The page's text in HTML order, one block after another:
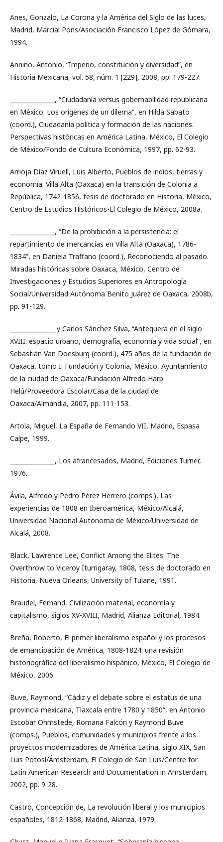
Anes, Gonzalo, La Corona y la América del Siglo de las luces,
Madrid, Marcial Pons/Asociación Francisco López de Gómara,
1994.
Annino, Antonio, “Imperio, constitución y diversidad”, en
Historia Mexicana, vol. 58, núm. 1 [229], 2008, pp. 179-227.
_______________, “Ciudadanía versus gobernabilidad republicana
en México. Los orígenes de un dilema”, en Hilda Sabato
(coord.), Ciudadanía política y formación de las naciones.
Perspectivas históricas en América Latina, México, El Colegio
de México/Fondo de Cultura Económica, 1997, pp. 62-93.
Arrioja Díaz Viruell, Luis Alberto, Pueblos de indios, tierras y
economía: Villa Alta (Oaxaca) en la transición de Colonia a
República, 1742-1856, tesis de doctorado en Historia, México,
Centro de Estudios Históricos-El Colegio de México, 2008a.
_______________, “De la prohibición a la persistencia: el
repartimiento de mercancías en Villa Alta (Oaxaca), 1786-
1834”, en Daniela Traffano (coord.), Reconociendo al pasado.
Miradas históricas sobre Oaxaca, México, Centro de
Investigaciones y Estudios Superiores en Antropología
Social/Universidad Autónoma Benito Juárez de Oaxaca, 2008b,
pp. 91-129.
_______________ y Carlos Sánchez Silva, “Antequera en el siglo
XVIII: espacio urbano, demografía, economía y vida social”, en
Sebastián Van Doesburg (coord.), 475 años de la fundación de
Oaxaca, tomo I: Fundación y Colonia, México, Ayuntamiento
de la ciudad de Oaxaca/Fundación Alfredo Harp
Helú/Proveedora Escolar/Casa de la ciudad de
Oaxaca/Almandia, 2007, pp. 111-153.
Artola, Miguel, La España de Fernando VII, Madrid, Espasa
Calpe, 1999.
_______________, Los afrancesados, Madrid, Ediciones Turner,
1976.
Ávila, Alfredo y Pedro Pérez Herrero (comps.), Las
experiencias de 1808 en Iberoamérica, México/Alcalá,
Universidad Nacional Autónoma de México/Universidad de
Alcalá, 2008.
Black, Lawrence Lee, Conflict Among the Elites: The
Overthrow to Viceroy Iturrigaray, 1808, tesis de doctorado en
Historia, Nueva Orleans, University of Tulane, 1991.
Braudel, Fernand, Civilización material, economía y
capitalismo, siglos XV-XVIII, Madrid, Alianza Editorial, 1984.
Breña, Roberto, El primer liberalismo español y los procesos
de emancipación de América, 1808-1824: una revisión
historiográfica del liberalismo hispánico, México, El Colegio de
México, 2006.
Buve, Raymond, “Cádiz y el debate sobre el estatus de una
provincia mexicana, Tlaxcala entre 1780 y 1850”, en Antonio
Escobar Ohmstede, Romana Falcón y Raymond Buve
(comps.), Pueblos, comunidades y municipios frente a los
proyectos modernizadores de América Latina, siglo XIX, San
Luis Potosí/Ámsterdam, El Colegio de San Luis/Centre for
Latin American Research and Documentation in Amsterdam,
2002, pp. 9-28.
Castro, Concepción de, La revolución liberal y los municipios
españoles, 1812-1868, Madrid, Alianza, 1979.